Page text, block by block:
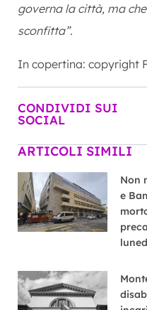
governa la città, ma
sconfitta”.
In copertina: copyright
CONDIVIDI SUI
SOCIAL
ARTICOLI SIMILI
Non
e